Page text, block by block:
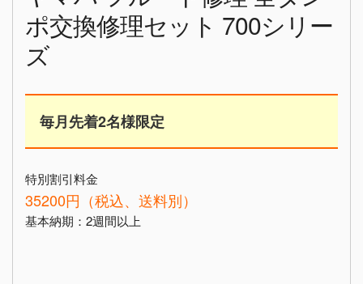
ポ交換修理セット 700シリー
ズ
毎月先着2名様限定
特別割引料金
35200円（税込、送料別）
基本納期：2週間以上